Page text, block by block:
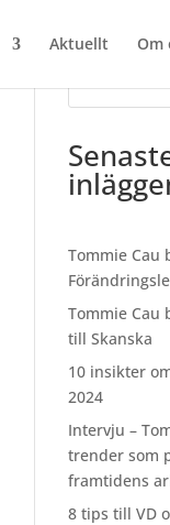
Aktuellt Om
Tommie Cau
Tommie Cau
till Skanska
10 insikter
2024
Intervju –
trender som
framtidens
8 tips till VD